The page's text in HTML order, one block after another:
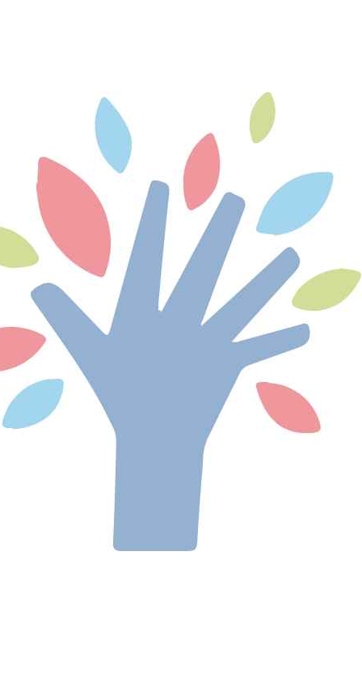
Chaque année en France, les maladies
cardiovasculaires causent environ 400 décès
par jour. Elles...
La troisième édition du temps de
sensibilisation à la végétalisation des